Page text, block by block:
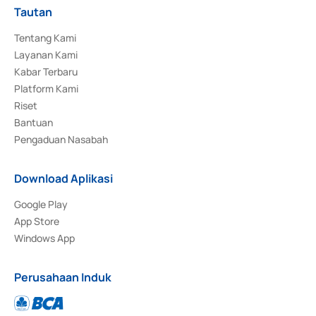
Tautan
Tentang Kami
Layanan Kami
Kabar Terbaru
Platform Kami
Riset
Bantuan
Pengaduan Nasabah
Download Aplikasi
Google Play
App Store
Windows App
Perusahaan Induk